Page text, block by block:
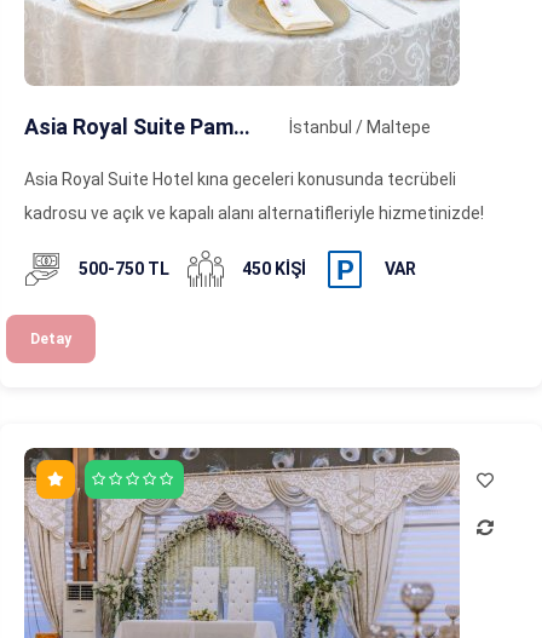
Asia Royal Suite Pamukspor Tesisleri İstanbul / Maltepe
Asia Royal Suite Hotel kına geceleri konusunda tecrübeli
kadrosu ve açık ve kapalı alanı alternatifleriyle hizmetinizde!
500-750 TL 450 KIŞI VAR
Detay